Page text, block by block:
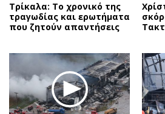
Τρίκαλα: Το χρονικό της
τραγωδίας και ερωτήματα
που ζητούν απαντήσεις